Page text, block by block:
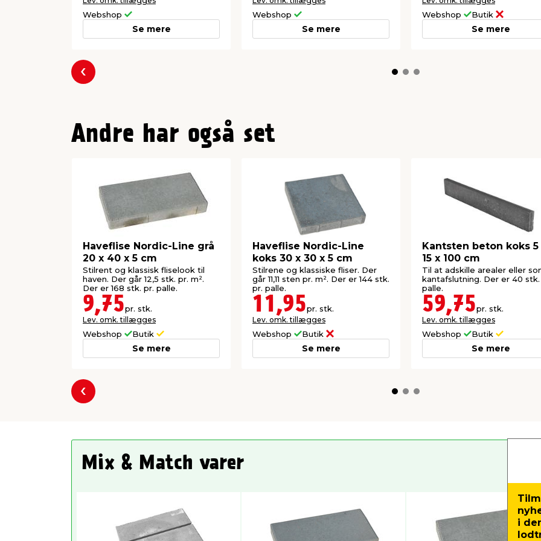
Webshop
Se mere
Webshop
Se mere
Webshop Butik
Se mere
Forrige
Andre har også set
Haveflise Nordic-Line grå
20 x 40 x 5 cm
Stilrent og klassisk fliselook til
haven. Der går 12,5 stk. pr. m².
Der er 168 stk. pr. palle.
9,75pr. stk.
Lev. omk. tillægges
Webshop Butik
Se mere
Haveflise Nordic-Line
koks 30 x 30 x 5 cm
Stilrene og klassiske fliser. Der
går 11,11 sten pr. m². Der er 144 stk.
pr. palle.
11,95pr. stk.
Lev. omk. tillægges
Webshop Butik
Se mere
Kantsten beton koks 5
15 x 100 cm
Til at adskille arealer eller
kantafslutning. Der er 40 stk.
palle.
59,75pr. stk.
Lev. omk. tillægges
Webshop Butik
Se mere
Forrige
Mix & Match varer
i